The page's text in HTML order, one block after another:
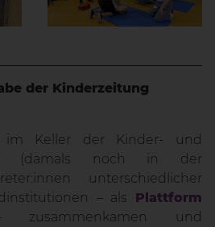
der Kinderzeitung
Keller der Kinder- und
(damals noch in der
unterschiedlicher
– als Plattform
und